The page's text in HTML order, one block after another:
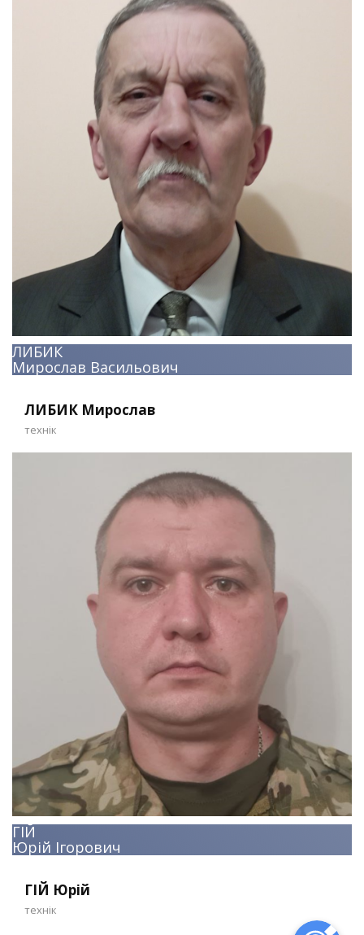
ЛИБИК
Мирослав Васильович
ЛИБИК Мирослав
технік
ГІЙ
Юрій Ігорович
ГІЙ Юрій
технік